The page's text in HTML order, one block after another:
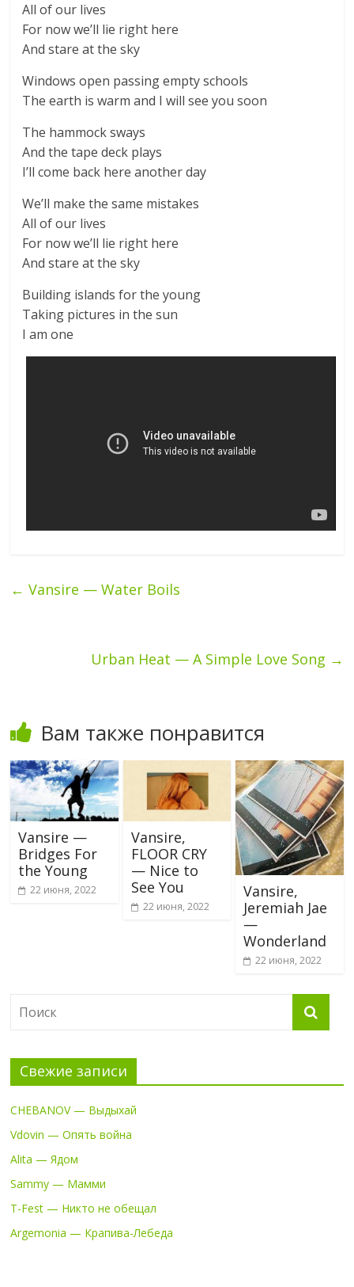
All of our lives
For now we’ll lie right here
And stare at the sky
Windows open passing empty schools
The earth is warm and I will see you soon
The hammock sways
And the tape deck plays
I’ll come back here another day
We’ll make the same mistakes
All of our lives
For now we’ll lie right here
And stare at the sky
Building islands for the young
Taking pictures in the sun
I am one
← Vansire — Water Boils
Urban Heat — A Simple Love Song →
Вам также понравится
Vansire —
Bridges For
the Young
22 июня, 2022
Vansire,
FLOOR CRY
— Nice to
See You
22 июня, 2022
Vansire,
Jeremiah Jae
—
Wonderland
22 июня, 2022
Свежие записи
CHEBANOV — Выдыхай
Vdovin — Опять война
Alita — Ядом
Sammy — Мамми
T-Fest — Никто не обещал
Argemonia — Крапива-Лебеда